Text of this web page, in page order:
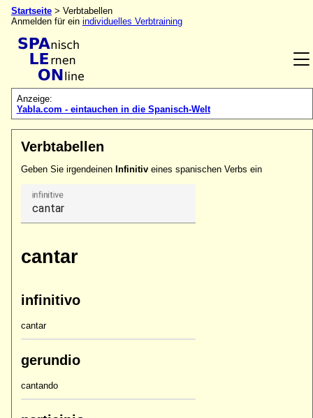
Startseite > Verbtabellen
Anmelden für ein individuelles Verbtraining
Anzeige:
Yabla.com - eintauchen in die Spanisch-Welt
Verbtabellen
Geben Sie irgendeinen Infinitiv eines spanischen Verbs ein